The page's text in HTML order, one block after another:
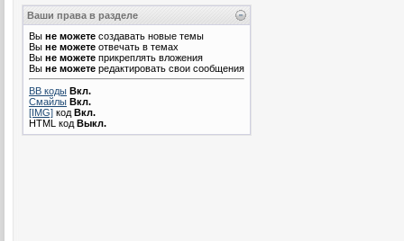
Ваши права в разделе
Вы не можете создавать новые темы
Вы не можете отвечать в темах
Вы не можете прикреплять вложения
Вы не можете редактировать свои сообщения
BB коды Вкл.
Смайлы Вкл.
[IMG] код Вкл.
HTML код Выкл.